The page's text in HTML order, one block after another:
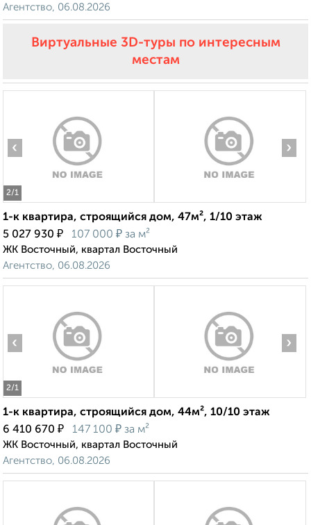
Агентство, 06.08.2026
Виртуальные 3D-туры по интересным
местам
2/1
‹ ›
1-к квартира, строящийся дом, 47м², 1/10 этаж
5 027 930 ₽ 107 000 ₽ за м²
ЖК Восточный, квартал Восточный
Агентство, 06.08.2026
2/1
‹ ›
1-к квартира, строящийся дом, 44м², 10/10 этаж
6 410 670 ₽ 147 100 ₽ за м²
ЖК Восточный, квартал Восточный
Агентство, 06.08.2026